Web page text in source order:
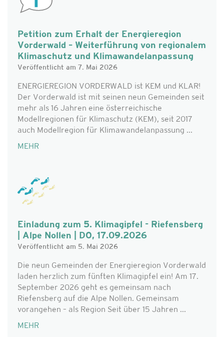
Petition zum Erhalt der Energieregion
Vorderwald – Weiterführung von regionalem
Klimaschutz und Klimawandelanpassung
Veröffentlicht am 7. Mai 2026
ENERGIEREGION VORDERWALD ist KEM und KLAR!
Der Vorderwald ist mit seinen neun Gemeinden seit
mehr als 16 Jahren eine österreichische
Modellregionen für Klimaschutz (KEM), seit 2017
auch Modellregion für Klimawandelanpassung ...
MEHR
Einladung zum 5. Klimagipfel - Riefensberg
| Alpe Nollen | DO, 17.09.2026
Veröffentlicht am 5. Mai 2026
Die neun Gemeinden der Energieregion Vorderwald
laden herzlich zum fünften Klimagipfel ein! Am 17.
September 2026 geht es gemeinsam nach
Riefensberg auf die Alpe Nollen. Gemeinsam
vorangehen – als Region Seit über 15 Jahren ...
MEHR